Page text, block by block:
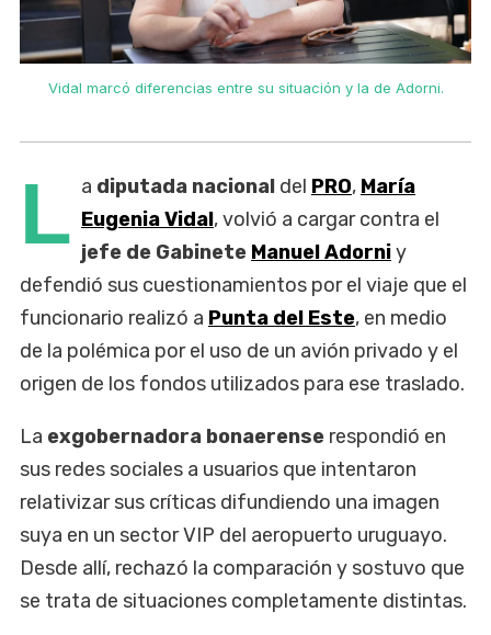
Vidal marcó diferencias entre su situación y la de Adorni.
L a diputada nacional del PRO, María
Eugenia Vidal, volvió a cargar contra el
jefe de Gabinete Manuel Adorniy
defendió sus cuestionamientos por el viaje que el
funcionario realizó a Punta del Este, en medio
de la polémica por el uso de un avión privado y el
origen de los fondos utilizados para ese traslado.
La exgobernadora bonaerense respondió en
sus redes sociales a usuarios que intentaron
relativizar sus críticas difundiendo una imagen
suya en un sector VIP del aeropuerto uruguayo.
Desde allí, rechazó la comparación y sostuvo que
se trata de situaciones completamente distintas.